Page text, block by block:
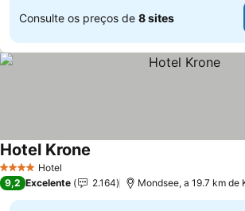
Consulte os preços de 8 sites
4 EstrelasHotel
Hotel Krone
9,2 Excelente 2.164 Mondsee, a 19.7 km de